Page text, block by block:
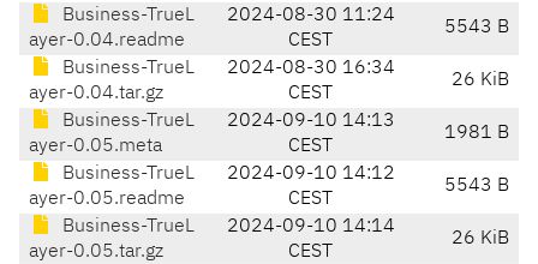
Business-TrueL
ayer-0.04.readme
2024-08-30 11:24
CEST
5543 B
Business-TrueL
ayer-0.04.tar.gz
2024-08-30 16:34
CEST
26 KiB
Business-TrueL
ayer-0.05.meta
2024-09-10 14:13
CEST
1981 B
Business-TrueL
ayer-0.05.readme
2024-09-10 14:12
CEST
5543 B
Business-TrueL
ayer-0.05.tar.gz
2024-09-10 14:14
CEST
26 KiB